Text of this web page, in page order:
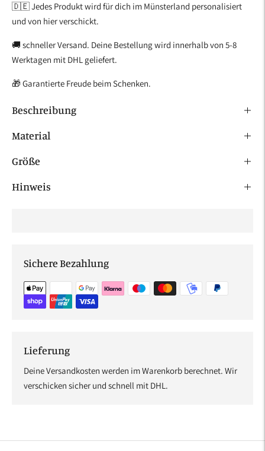
🇩🇪 Jedes Produkt wird für dich im Münsterland personalisiert
und von hier verschickt.
🚚 schneller Versand. Deine Bestellung wird innerhalb von 5-8
Werktagen mit DHL geliefert.
🎁 Garantierte Freude beim Schenken.
Beschreibung
Material
Größe
Hinweis
Sichere Bezahlung
Lieferung
Deine Versandkosten werden im Warenkorb berechnet. Wir
verschicken sicher und schnell mit DHL.
in